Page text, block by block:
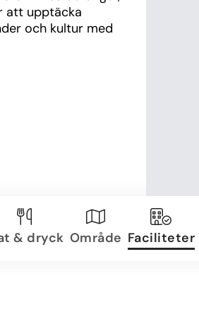
att upptäcka
och kultur med
& dryck Område Faciliteter